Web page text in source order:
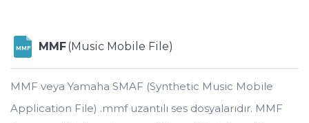
MMF MMF(Music Mobile File)
MMF veya Yamaha SMAF (Synthetic Music Mobile
Application File) .mmf uzantılı ses dosyalarıdır. MMF